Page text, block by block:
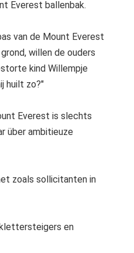
Everest ballenbak.
van de Mount Everest
willen de ouders
kind Willempje
huilt zo?"
Everest is slechts
über ambitieuze
zoals sollicitanten in
en